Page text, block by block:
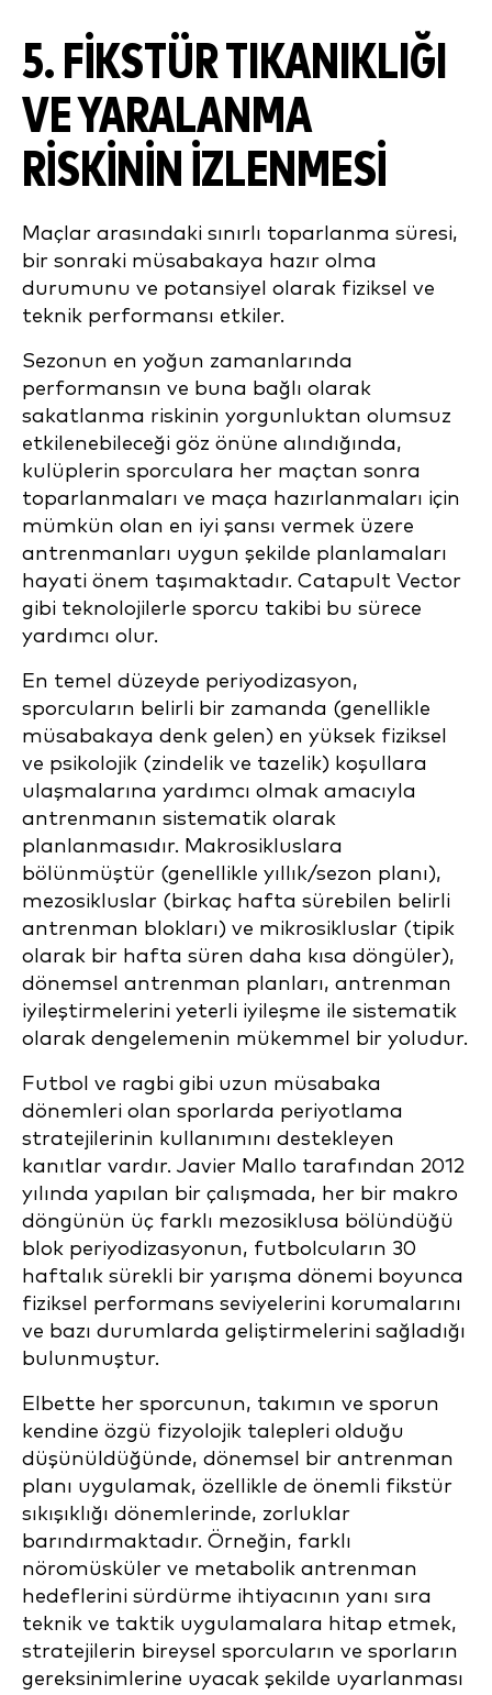
5. FIKSTÜR TIKANIKLIĞI
VE YARALANMA
RISKININ İZLENMESI
Maçlar arasındaki sınırlı toparlanma süresi,
bir sonraki müsabakaya hazır olma
durumunu ve potansiyel olarak fiziksel ve
teknik performansı etkiler.
Sezonun en yoğun zamanlarında
performansın ve buna bağlı olarak
sakatlanma riskinin yorgunluktan olumsuz
etkilenebileceği göz önüne alındığında,
kulüplerin sporculara her maçtan sonra
toparlanmaları ve maça hazırlanmaları için
mümkün olan en iyi şansı vermek üzere
antrenmanları uygun şekilde planlamaları
hayati önem taşımaktadır. Catapult Vector
gibi teknolojilerle sporcu takibi bu sürece
yardımcı olur.
En temel düzeyde periyodizasyon,
sporcuların belirli bir zamanda (genellikle
müsabakaya denk gelen) en yüksek fiziksel
ve psikolojik (zindelik ve tazelik) koşullara
ulaşmalarına yardımcı olmak amacıyla
antrenmanın sistematik olarak
planlanmasıdır. Makrosikluslara
bölünmüştür (genellikle yıllık/sezon planı),
mezosikluslar (birkaç hafta sürebilen belirli
antrenman blokları) ve mikrosikluslar (tipik
olarak bir hafta süren daha kısa döngüler),
dönemsel antrenman planları, antrenman
iyileştirmelerini yeterli iyileşme ile sistematik
olarak dengelemenin mükemmel bir yoludur.
Futbol ve ragbi gibi uzun müsabaka
dönemleri olan sporlarda periyotlama
stratejilerinin kullanımını destekleyen
kanıtlar vardır. Javier Mallo tarafından 2012
yılında yapılan bir çalışmada, her bir makro
döngünün üç farklı mezosiklusa bölündüğü
blok periyodizasyonun, futbolcuların 30
haftalık sürekli bir yarışma dönemi boyunca
fiziksel performans seviyelerini korumalarını
ve bazı durumlarda geliştirmelerini sağladığı
bulunmuştur.
Elbette her sporcunun, takımın ve sporun
kendine özgü fizyolojik talepleri olduğu
düşünüldüğünde, dönemsel bir antrenman
planı uygulamak, özellikle de önemli fikstür
sıkışıklığı dönemlerinde, zorluklar
barındırmaktadır. Örneğin, farklı
nöromüsküler ve metabolik antrenman
hedeflerini sürdürme ihtiyacının yanı sıra
teknik ve taktik uygulamalara hitap etmek,
stratejilerin bireysel sporcuların ve sporların
gereksinimlerine uyacak şekilde uyarlanması